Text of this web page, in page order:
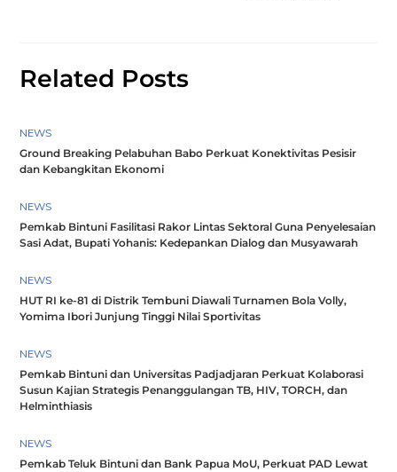
Related Posts
NEWS
Ground Breaking Pelabuhan Babo Perkuat Konektivitas Pesisir
dan Kebangkitan Ekonomi
NEWS
Pemkab Bintuni Fasilitasi Rakor Lintas Sektoral Guna Penyelesaian
Sasi Adat, Bupati Yohanis: Kedepankan Dialog dan Musyawarah
NEWS
HUT RI ke-81 di Distrik Tembuni Diawali Turnamen Bola Volly,
Yomima Ibori Junjung Tinggi Nilai Sportivitas
NEWS
Pemkab Bintuni dan Universitas Padjadjaran Perkuat Kolaborasi
Susun Kajian Strategis Penanggulangan TB, HIV, TORCH, dan
Helminthiasis
NEWS
Pemkab Teluk Bintuni dan Bank Papua MoU, Perkuat PAD Lewat